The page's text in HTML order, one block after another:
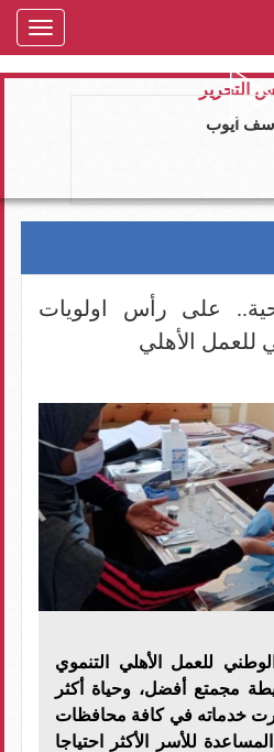
التحرير
ايوب
على رأس اولويات
للعمل الأهلي
للعمل الأهلي التنموي
مجمتع أفضل، وحياة أكثر
خدماته في كافة محافظات
للأسر الأكثر احتياجا